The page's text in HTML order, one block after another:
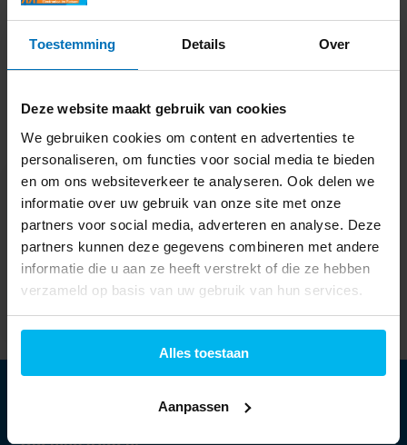
Toestemming Details Over
Deze website maakt gebruik van cookies
We gebruiken cookies om content en advertenties te
personaliseren, om functies voor social media te bieden
en om ons websiteverkeer te analyseren. Ook delen we
informatie over uw gebruik van onze site met onze
partners voor social media, adverteren en analyse. Deze
partners kunnen deze gegevens combineren met andere
informatie die u aan ze heeft verstrekt of die ze hebben
verzameld op basis van uw gebruik van hun services.
Alles toestaan
Aanpassen
Specificaties
Delen
Laatst bekeken
WiiM Ultra Audio
Mediaspeler
399,99
Openingstijden: